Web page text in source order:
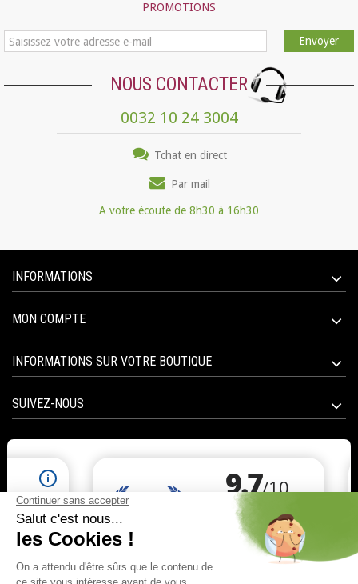
PROMOTIONS
Envoyer
NOUS CONTACTER
0032 10 24 3004
Tchat en direct
Par mail
A votre écoute de 8h30 à 16h30
INFORMATIONS
MON COMPTE
INFORMATIONS SUR VOTRE BOUTIQUE
SUIVEZ-NOUS